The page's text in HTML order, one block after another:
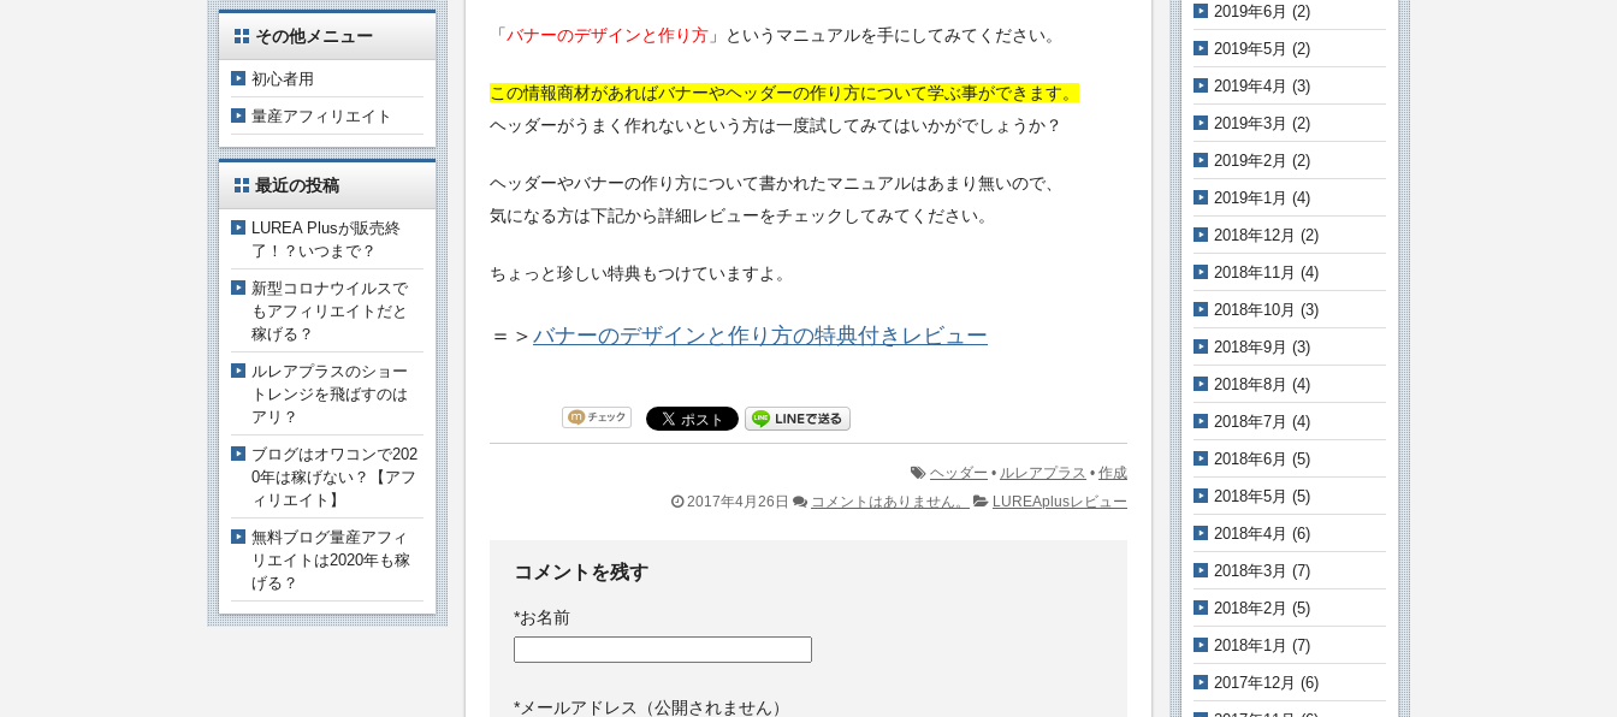
「バナーのデザインと作り方 」というマニュアルを手にしてみてください。
この情報商材があればバナーやヘッダーの作り方について学ぶ事ができます。
ヘッダーがうまく作れないという方は一度試してみてはいかがでしょうか？
ヘッダーやバナーの作り方について書かれたマニュアルはあまり無いので、
気になる方は下記から詳細レビューをチェックしてみてください。
ちょっと珍しい特典もつけていますよ。
＝＞ バナーのデザインと作り方の特典付きレビュー
ヘッダー • ルレアプラス • 作成
2017年4月26日
コメントはありません。 LUREAplusレビュー
コメントを残す
*お名前
* メールアドレス（公開されません）
その他メニュー
初心者用
量産アフィリエイト
最近の投稿
LUREA Plusが販売終
了！？いつまで？
新型コロナウイルスで
もアフィリエイトだと
稼げる？
ルレアプラスのショー
トレンジを飛ばすのは
アリ？
ブログはオワコンで202
0年は稼げない？【アフ
ィリエイト】
無料ブログ量産アフィ
リエイトは2020年も稼
げる？
2019年6月 (2)
2019年5月 (2)
2019年4月 (3)
2019年3月 (2)
2019年2月 (2)
2019年1月 (4)
2018年12月 (2)
2018年11月 (4)
2018年10月 (3)
2018年9月 (3)
2018年8月 (4)
2018年7月 (4)
2018年6月 (5)
2018年5月 (5)
2018年4月 (6)
2018年3月 (7)
2018年2月 (5)
2018年1月 (7)
2017年12月 (6)